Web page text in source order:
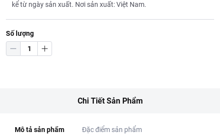
kể từ ngày sản xuất. Nơi sản xuất: Việt Nam.
Số lượng
Chi Tiết Sản Phẩm
Mô tả sản phẩm Đặc điểm sản phẩm